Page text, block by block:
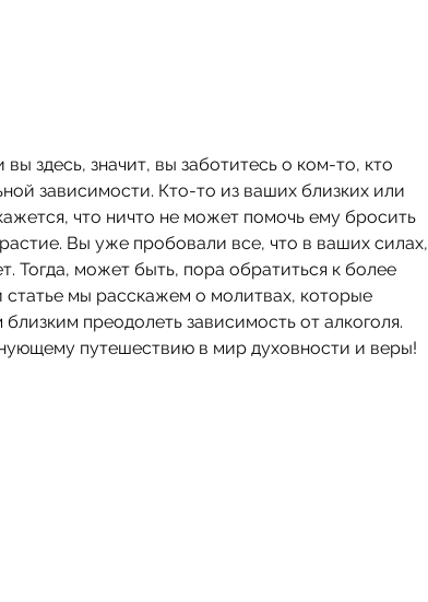
здесь, значит, вы заботитесь о ком-то, кто
зависимости. Кто-то из ваших близких или
что ничто не может помочь ему бросить
Вы уже пробовали все, что в ваших силах,
Тогда, может быть, пора обратиться к более
мы расскажем о молитвах, которые
преодолеть зависимость от алкоголя.
путешествию в мир духовности и веры!